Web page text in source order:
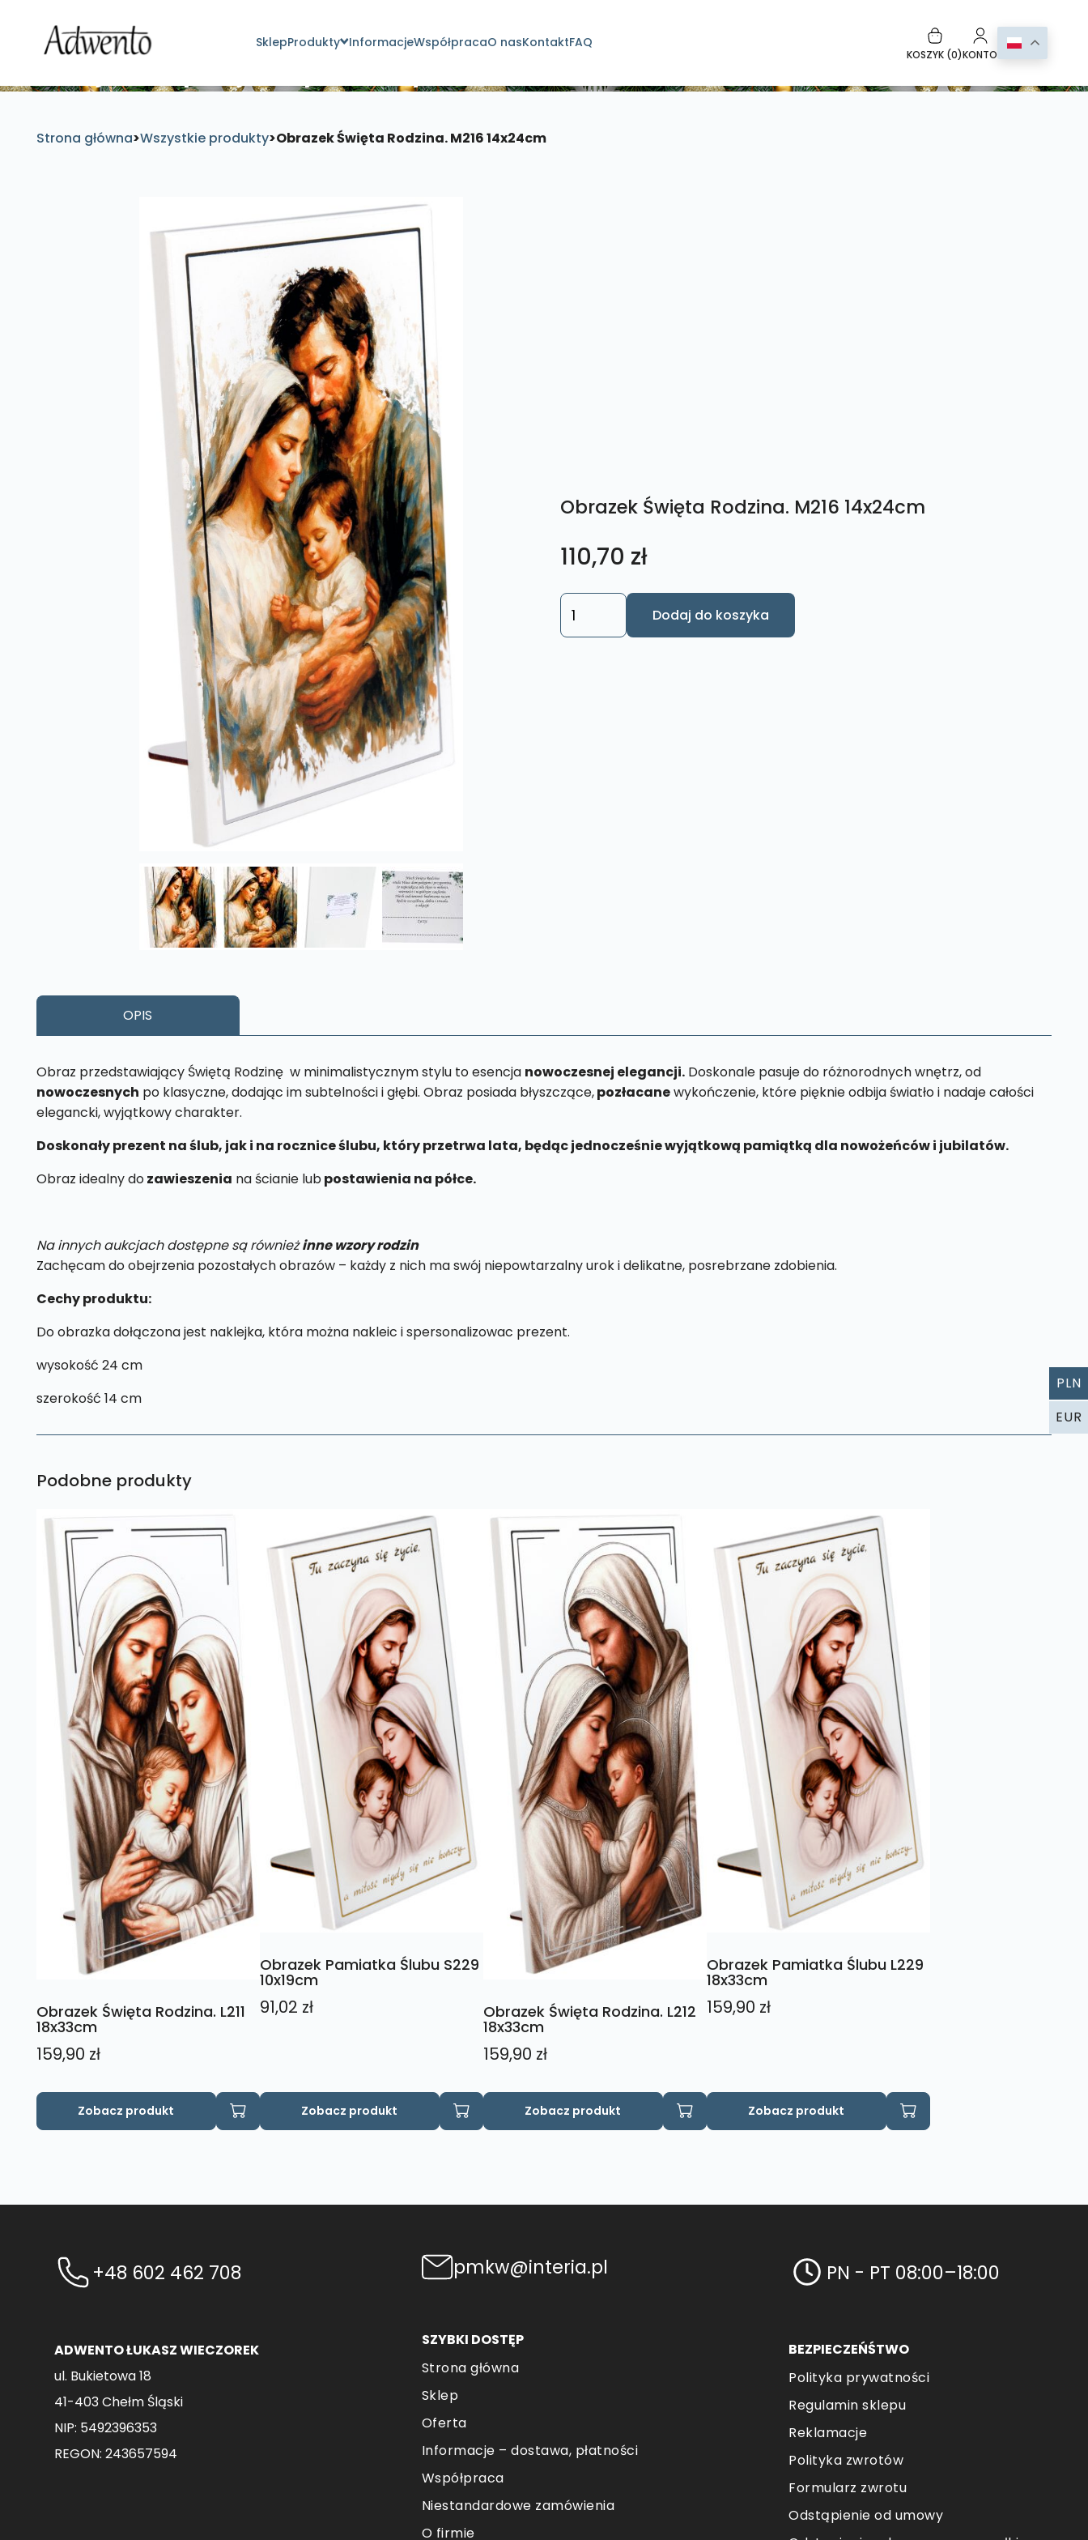
SklepProdukty InformacjeWspółpracaO nasKontaktFAQ
KOSZYK (0)KONTO
Strona główna>Wszystkie produkty>Obrazek Święta Rodzina. M216 14x24cm
Obrazek Święta Rodzina. M216 14x24cm
110,70 zł
ilość
Obrazek
Dodaj do koszyka
OPIS
Obraz przedstawiający Świętą Rodzinę w minimalistycznym stylu to esencja nowoczesnej elegancji.Doskonale pasuje do różnorodnych wnętrz, od
nowoczesnych po klasyczne, dodając im subtelności i głębi. Obraz posiada błyszczące,pozłacanewykończenie, które pięknie odbija światło i nadaje całości
elegancki, wyjątkowy charakter.
Doskonały prezent na ślub, jak i na rocznice ślubu, który przetrwa lata, będąc jednocześnie wyjątkową pamiątką dla nowożeńców i jubilatów.
Obraz idealny dozawieszenia na ścianie lubpostawienia na półce.
Na innych aukcjach dostępne są równieżinne wzory rodzin
Zachęcam do obejrzenia pozostałych obrazów – każdy z nich ma swój niepowtarzalny urok i delikatne, posrebrzane zdobienia.
Cechy produktu:
Do obrazka dołączona jest naklejka, która można nakleic i spersonalizowac prezent.
wysokość 24 cm
szerokość 14 cm
Podobne produkty
Obrazek Święta Rodzina. L211
18x33cm
159,90 zł
Zobacz produkt
Obrazek Pamiatka Ślubu S229
10x19cm
91,02 zł
Zobacz produkt
Obrazek Święta Rodzina. L212
18x33cm
159,90 zł
Zobacz produkt
Obrazek Pamiatka Ślubu L229
18x33cm
159,90 zł
Zobacz produkt
+48 602 462 708
ADWENTO ŁUKASZ WIECZOREK
ul. Bukietowa 18
41-403 Chełm Śląski
NIP: 5492396353
REGON: 243657594
pmkw@interia.pl
SZYBKI DOSTĘP
Strona główna
Sklep
Oferta
Informacje – dostawa, płatności
Współpraca
Niestandardowe zamówienia
O firmie
PN - PT 08:00–18:00
BEZPIECZEŃŚTWO
Polityka prywatności
Regulamin sklepu
Reklamacje
Polityka zwrotów
Formularz zwrotu
Odstąpienie od umowy
PLN
EUR